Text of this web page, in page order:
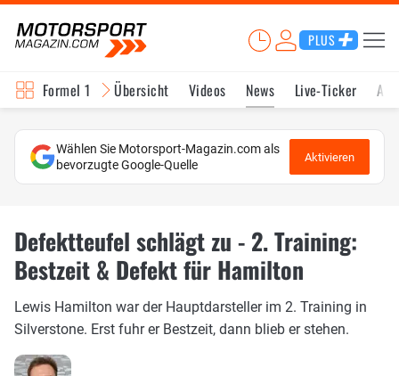
PLUS
Formel 1 Übersicht Videos News Live-Ticker
Wählen Sie Motorsport-Magazin.com als
bevorzugte Google-Quelle
Aktivieren
Defektteufel schlägt zu - 2. Training:
Bestzeit & Defekt für Hamilton
Lewis Hamilton war der Hauptdarsteller im 2. Training in
Silverstone. Erst fuhr er Bestzeit, dann blieb er stehen.